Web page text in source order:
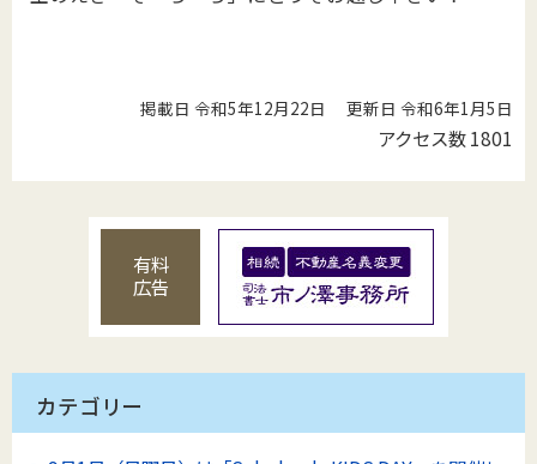
掲載日 令和5年12月22日 更新日 令和6年1月5日
アクセス数1801
有料
広告
カテゴリー